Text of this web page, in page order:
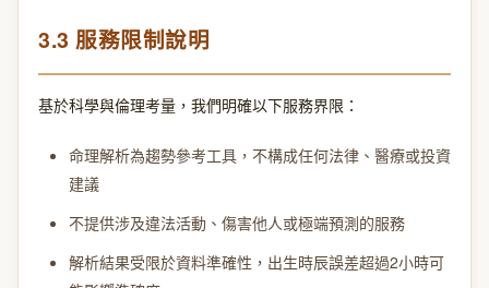
3.3 服務限制說明
基於科學與倫理考量，我們明確以下服務界限：
命理解析為趨勢參考工具，不構成任何法律、醫療或投資
建議
不提供涉及違法活動、傷害他人或極端預測的服務
解析結果受限於資料準確性，出生時辰誤差超過2小時可